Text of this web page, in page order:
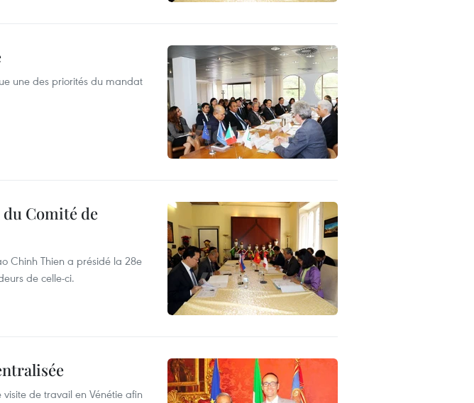
une des priorités du mandat
Comité de
Chinh Thien a présidé la 28e
de celle-ci.
de travail en Vénétie afin